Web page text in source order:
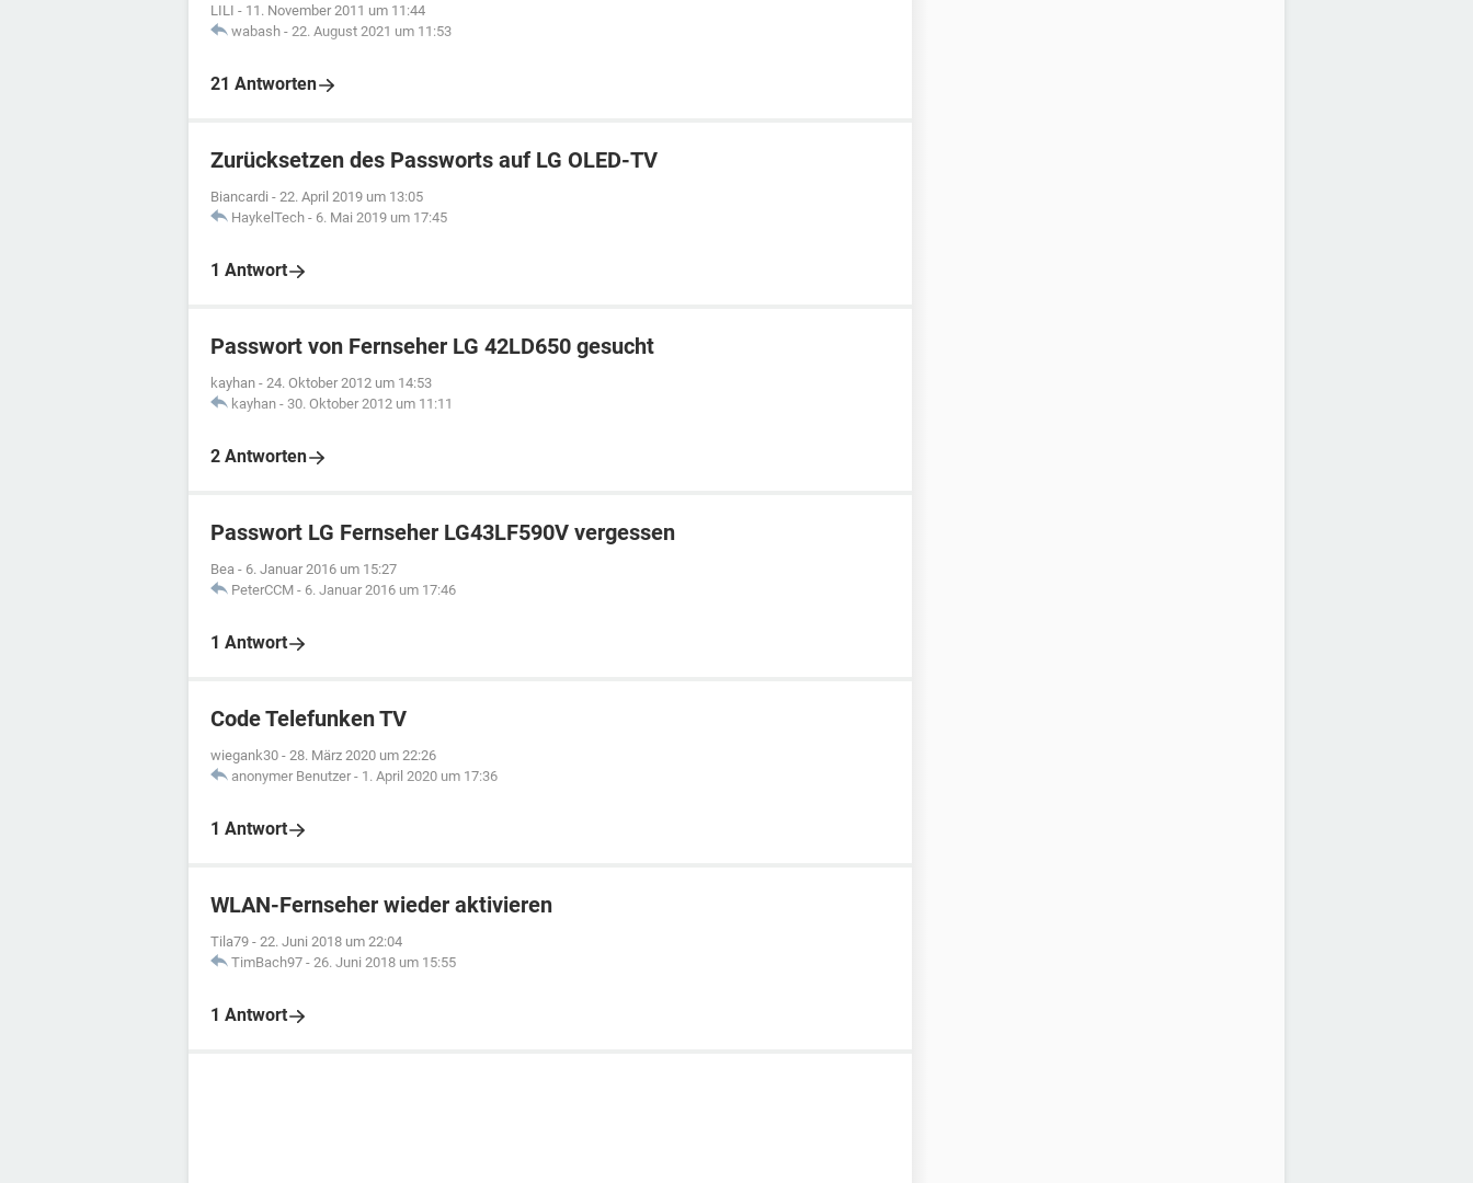
LILI - 11. November 2011 um 11:44
wabash - 22. August 2021 um 11:53
21 Antworten
Zurücksetzen des Passworts auf LG OLED-TV
Biancardi - 22. April 2019 um 13:05
HaykelTech - 6. Mai 2019 um 17:45
1 Antwort
Passwort von Fernseher LG 42LD650 gesucht
kayhan - 24. Oktober 2012 um 14:53
kayhan - 30. Oktober 2012 um 11:11
2 Antworten
Passwort LG Fernseher LG43LF590V vergessen
Bea - 6. Januar 2016 um 15:27
PeterCCM - 6. Januar 2016 um 17:46
1 Antwort
Code Telefunken TV
wiegank30 - 28. März 2020 um 22:26
anonymer Benutzer - 1. April 2020 um 17:36
1 Antwort
WLAN-Fernseher wieder aktivieren
Tila79 - 22. Juni 2018 um 22:04
TimBach97 - 26. Juni 2018 um 15:55
1 Antwort